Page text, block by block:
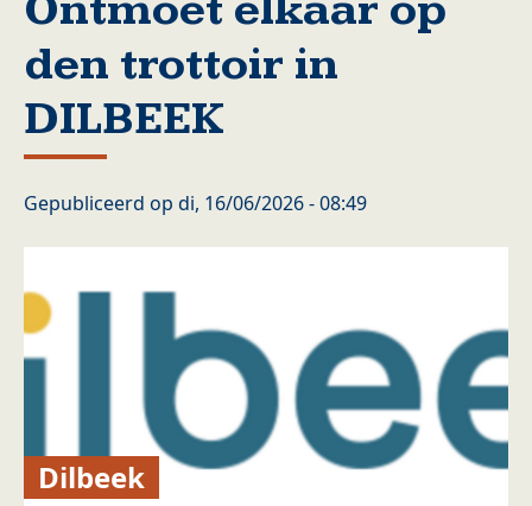
den trottoir in
DILBEEK
Gepubliceerd op di, 16/06/2026 - 08:49
Dilbeek